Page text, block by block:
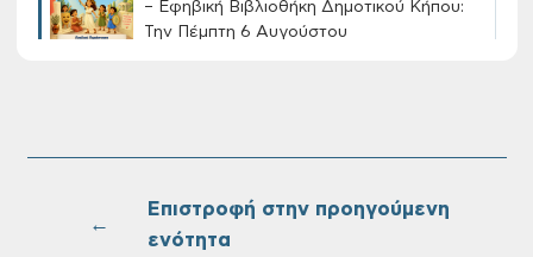
– Εφηβική Βιβλιοθήκη Δημοτικού Κήπου:
Την Πέμπτη 6 Αυγούστου
Πλαστήρα της Δ.Κ. Τσικαλαριών
Πίνακες Κατάταξης & Βαθμολογίας,
←
Επιστροφή στην προηγούμενη
ενότητα